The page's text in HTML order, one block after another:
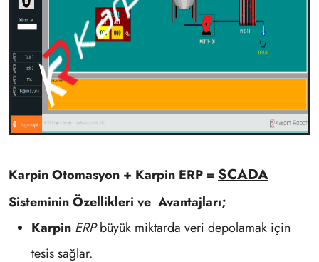
KarpinOtomasyon + Karpin ERP =SCADA
Sisteminin Özellikleri ve Avantajları;
Karpin ERPbüyük miktarda veri depolamak için
tesis sağlar.